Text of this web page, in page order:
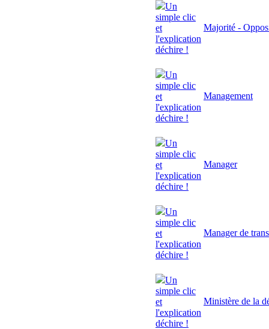
Un
simple clic
et
l'explication
déchire !
Majorité -
Un
simple clic
et
l'explication
déchire !
Management
Un
simple clic
et
l'explication
déchire !
Manager
Un
simple clic
et
l'explication
déchire !
Manager de
Un
simple clic
et
l'explication
déchire !
Ministère de la